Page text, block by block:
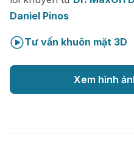
Daniel Pinos
Tư vấn khuôn mặt 3D
Xem hình